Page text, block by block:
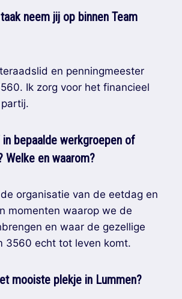
neem jij op binnen Team
en penningmeester
Ik zorg voor het financieel
bepaalde werkgroepen of
Welke en waarom?
organisatie van de eetdag en
momenten waarop we de
en waar de gezellige
3560 echt tot leven komt.
mooiste plekje in Lummen?